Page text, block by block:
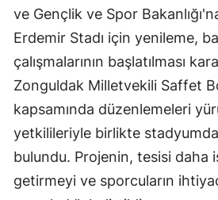
ve Gençlik ve Spor
Erdemir Stadı için yenileme,
çalışmalarının başlatılması
Zonguldak Milletvekili Saffet
kapsamında düzenlemeleri
yetkilileriyle birlikte
bulundu. Projenin, tesisi daha
getirmeyi ve sporcuların